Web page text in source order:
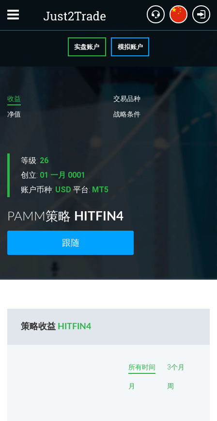
实盘账户 模拟账户
收益
交易品种
净值
战略条件
等级: 26
创立: 01 一月 0001
账户币种: USD 平台: MT5
PAMM策略 HITFIN4
跟随
策略收益 HITFIN4
所有时间 3个月
月 周